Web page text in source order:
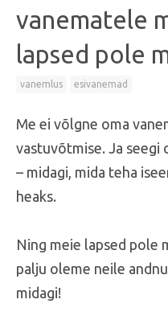
vanematele
lapsed pole
vanemlus esivanemad
Me ei võlgne oma
vastuvõtmise. Ja seegi
– midagi, mida teha
heaks.
Ning meie lapsed pole
palju oleme neile
midagi!